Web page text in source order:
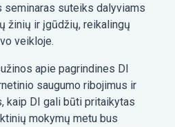
seminaras suteiks dalyviams
žinių ir įgūdžių, reikalingų
veikloje.
apie pagrindines DI
saugumo ribojimus ir
kaip DI gali būti pritaikytas
mokymų metu bus